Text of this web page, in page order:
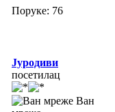
Поруке: 76
Јуродиви
посетилац
Ван